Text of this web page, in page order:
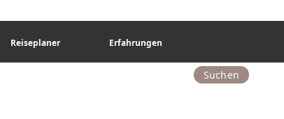
Reiseplaner Erfahrungen
Suchen